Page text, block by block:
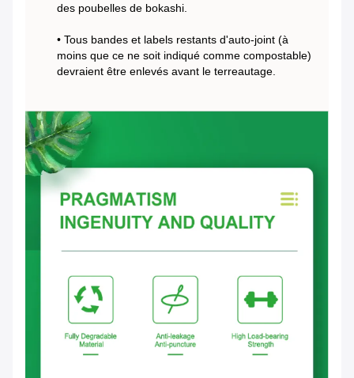
des poubelles de bokashi.
• Tous bandes et labels restants d'auto-joint (à
moins que ce ne soit indiqué comme compostable)
devraient être enlevés avant le terreautage.